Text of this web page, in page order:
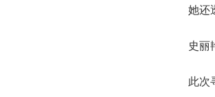
她还透
史丽艳
此次寻